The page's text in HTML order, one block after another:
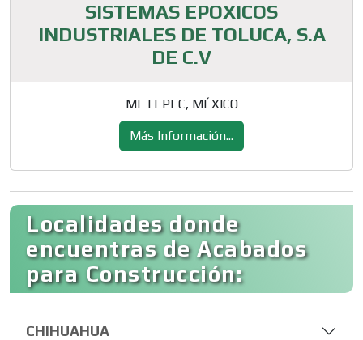
SISTEMAS EPOXICOS
INDUSTRIALES DE TOLUCA, S.A
DE C.V
METEPEC, MÉXICO
Más Información...
Localidades donde
encuentras de Acabados
para Construcción:
CHIHUAHUA